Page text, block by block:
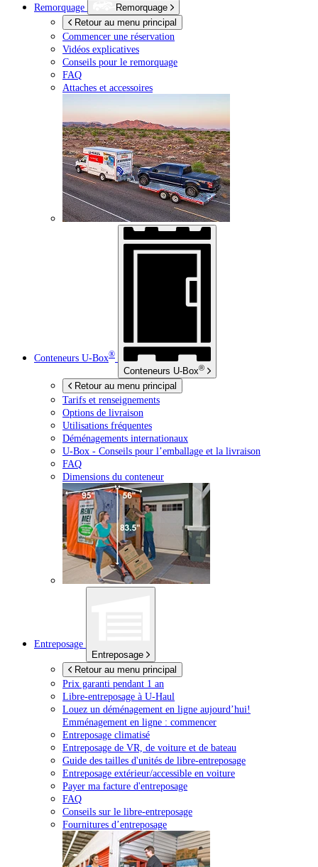
Remorquage
Remorquage
Retour au menu principal
Commencer une réservation
Vidéos explicatives
Conseils pour le remorquage
FAQ
Attaches et accessoires
Conteneurs U-Box®
Conteneurs U-Box®
Retour au menu principal
Tarifs et renseignements
Options de livraison
Utilisations fréquentes
Déménagements internationaux
U-Box - Conseils pour l’emballage et la livraison
FAQ
Dimensions du conteneur
Entreposage
Entreposage
Retour au menu principal
Prix garanti pendant 1 an
Libre-entreposage à U-Haul
Louez un déménagement en ligne aujourd’hui!
Emménagement en ligne : commencer
Entreposage climatisé
Entreposage de VR, de voiture et de bateau
Guide des tailles d'unités de libre-entreposage
Entreposage extérieur/accessible en voiture
Payer ma facture d'entreposage
FAQ
Conseils sur le libre-entreposage
Fournitures d’entreposage